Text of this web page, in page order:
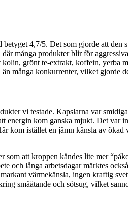
betyget 4,7/5. Det som gjorde att den
många produkter blir för
grönt te-extrakt, koffein, yerba
många konkurrenter, vilket gjorde
vi testade. Kapslarna var
kom ganska mjukt. Det var
kom istället en jämn känsla av
att kroppen kändes lite mer
och långa arbetsdagar märktes
värmekänsla, ingen kraftig
småätande och sötsug, vilket